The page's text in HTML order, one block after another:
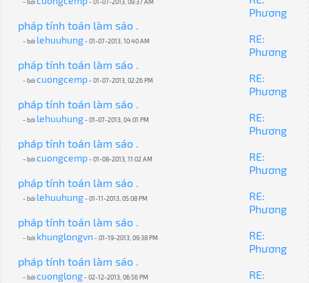
- bởi - 01-07-2013, 09:37 AM
Phương
pháp tính toán làm sáo .
- bởi lehuuhung- 01-07-2013, 10:40 AM
RE:
Phương
pháp tính toán làm sáo .
- bởicuongcemp- 01-07-2013, 02:26 PM
RE:
Phương
pháp tính toán làm sáo .
- bởi lehuuhung- 01-07-2013, 04:01 PM
RE:
Phương
pháp tính toán làm sáo .
- bởicuongcemp- 01-08-2013, 11:02 AM
RE:
Phương
pháp tính toán làm sáo .
- bởi lehuuhung- 01-11-2013, 05:08 PM
RE:
Phương
pháp tính toán làm sáo .
- bởi khunglongvn - 01-19-2013, 09:38 PM
RE:
Phương
pháp tính toán làm sáo .
- bởicuonglong- 02-12-2013, 06:56 PM
RE: